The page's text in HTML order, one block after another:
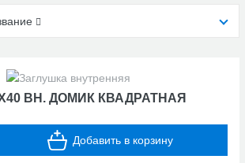
ВН. ДОМИК КВАДРАТНАЯ
Добавить в корзину